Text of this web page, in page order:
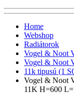
Home
Webshop
Radiátorok
Vogel & Noot
Vogel & Noot
11k tipusú (1
Vogel & Noot
11K H=600